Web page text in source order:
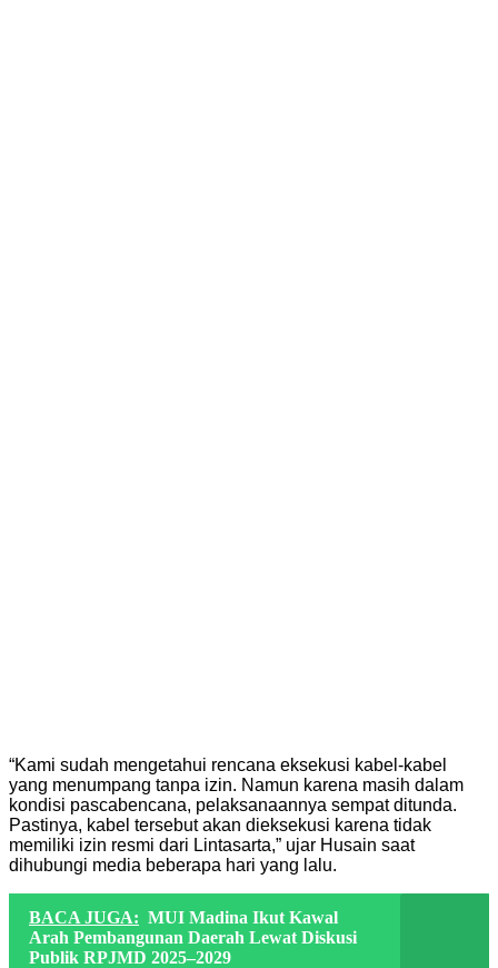
“Kami sudah mengetahui rencana eksekusi kabel-kabel
yang menumpang tanpa izin. Namun karena masih dalam
kondisi pascabencana, pelaksanaannya sempat ditunda.
Pastinya, kabel tersebut akan dieksekusi karena tidak
memiliki izin resmi dari Lintasarta,” ujar Husain saat
dihubungi media beberapa hari yang lalu.
BACA JUGA: MUI Madina Ikut Kawal
Arah Pembangunan Daerah Lewat Diskusi
Publik RPJMD 2025–2029